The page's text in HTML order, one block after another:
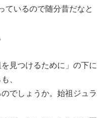
ているので随分昔だなと
見つけるために」の下に
、
でしょうか。始祖ジュラ